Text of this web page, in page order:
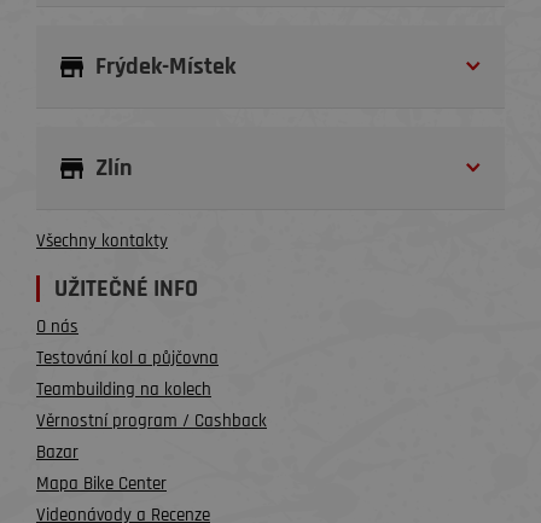
Frýdek-Místek
Zlín
Všechny kontakty
UŽITEČNÉ INFO
O nás
Testování kol a půjčovna
Teambuilding na kolech
Věrnostní program / Cashback
Bazar
Mapa Bike Center
Videonávody a Recenze